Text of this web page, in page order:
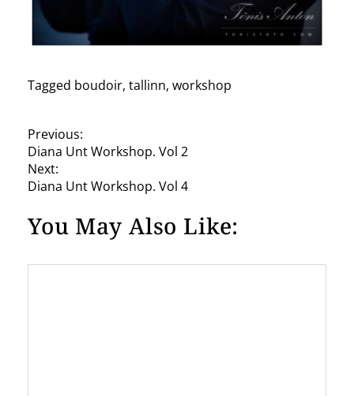
Tagged boudoir, tallinn, workshop
P
o
s
t
n
a
Previous:
Diana Unt Workshop. Vol 2
Next:
Diana Unt Workshop. Vol 4
You May Also Like: